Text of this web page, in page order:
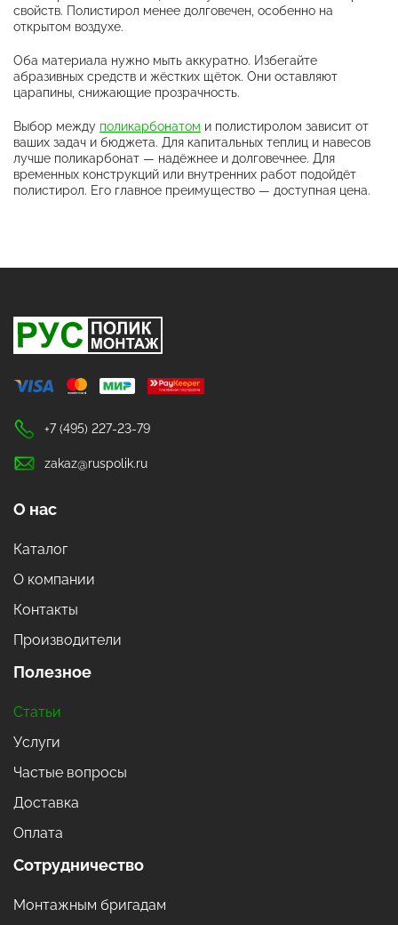
свойств. Полистирол менее долговечен, особенно на
открытом воздухе.
Оба материала нужно мыть аккуратно. Избегайте
абразивных средств и жёстких щёток. Они оставляют
царапины, снижающие прозрачность.
Выбор между поликарбонатом и полистиролом зависит от
ваших задач и бюджета. Для капитальных теплиц и навесов
лучше поликарбонат — надёжнее и долговечнее. Для
временных конструкций или внутренних работ подойдёт
полистирол. Его главное преимущество — доступная цена.
+7 (495) 227-23-79
zakaz@ruspolik.ru
О нас
Каталог
О компании
Контакты
Производители
Полезное
Статьи
Услуги
Частые вопросы
Доставка
Оплата
Сотрудничество
Монтажным бригадам